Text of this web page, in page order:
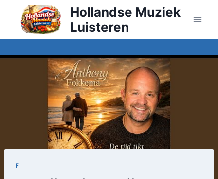
Doorgaan
inhoud
Hollandse Muziek
Luisteren
F